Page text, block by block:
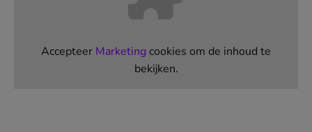
Accepteer Marketing cookies om de inhoud te
bekijken.